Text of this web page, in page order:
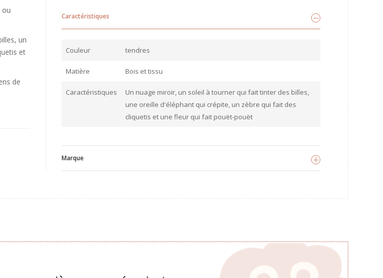
ou
un
et
de
Caractéristiques
Couleur tendres
Matière Bois et tissu
Caractéristiques
Un nuage miroir, un soleil à tourner qui fait tinter des billes,
une oreille d'éléphant qui crépite, un zèbre qui fait des
cliquetis et une fleur qui fait pouët-pouët
Marque